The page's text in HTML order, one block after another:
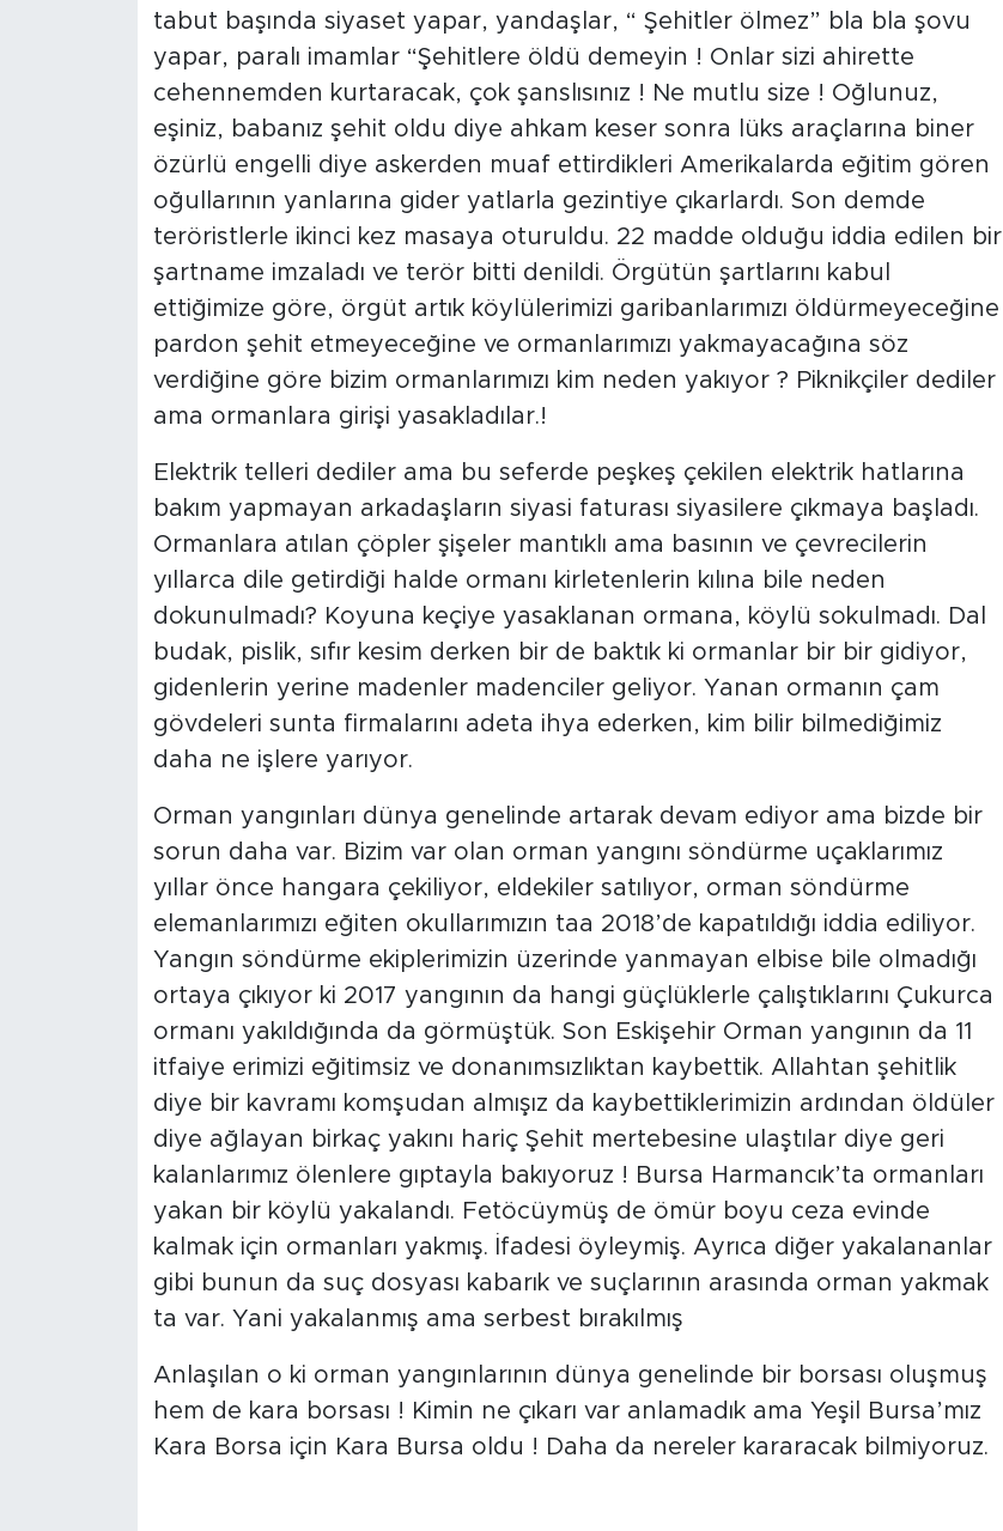
tabut başında siyaset yapar, yandaşlar, “ Şehitler ölmez” bla bla şovu
yapar, paralı imamlar “Şehitlere öldü demeyin ! Onlar sizi ahirette
cehennemden kurtaracak, çok şanslısınız ! Ne mutlu size ! Oğlunuz,
eşiniz, babanız şehit oldu diye ahkam keser sonra lüks araçlarına biner
özürlü engelli diye askerden muaf ettirdikleri Amerikalarda eğitim gören
oğullarının yanlarına gider yatlarla gezintiye çıkarlardı. Son demde
teröristlerle ikinci kez masaya oturuldu. 22 madde olduğu iddia edilen bir
şartname imzaladı ve terör bitti denildi. Örgütün şartlarını kabul
ettiğimize göre, örgüt artık köylülerimizi garibanlarımızı öldürmeyeceğine
pardon şehit etmeyeceğine ve ormanlarımızı yakmayacağına söz
verdiğine göre bizim ormanlarımızı kim neden yakıyor ? Piknikçiler dediler
ama ormanlara girişi yasakladılar.!
Elektrik telleri dediler ama bu seferde peşkeş çekilen elektrik hatlarına
bakım yapmayan arkadaşların siyasi faturası siyasilere çıkmaya başladı.
Ormanlara atılan çöpler şişeler mantıklı ama basının ve çevrecilerin
yıllarca dile getirdiği halde ormanı kirletenlerin kılına bile neden
dokunulmadı? Koyuna keçiye yasaklanan ormana, köylü sokulmadı. Dal
budak, pislik, sıfır kesim derken bir de baktık ki ormanlar bir bir gidiyor,
gidenlerin yerine madenler madenciler geliyor. Yanan ormanın çam
gövdeleri sunta firmalarını adeta ihya ederken, kim bilir bilmediğimiz
daha ne işlere yarıyor.
Orman yangınları dünya genelinde artarak devam ediyor ama bizde bir
sorun daha var. Bizim var olan orman yangını söndürme uçaklarımız
yıllar önce hangara çekiliyor, eldekiler satılıyor, orman söndürme
elemanlarımızı eğiten okullarımızın taa 2018’de kapatıldığı iddia ediliyor.
Yangın söndürme ekiplerimizin üzerinde yanmayan elbise bile olmadığı
ortaya çıkıyor ki 2017 yangının da hangi güçlüklerle çalıştıklarını Çukurca
ormanı yakıldığında da görmüştük. Son Eskişehir Orman yangının da 11
itfaiye erimizi eğitimsiz ve donanımsızlıktan kaybettik. Allahtan şehitlik
diye bir kavramı komşudan almışız da kaybettiklerimizin ardından öldüler
diye ağlayan birkaç yakını hariç Şehit mertebesine ulaştılar diye geri
kalanlarımız ölenlere gıptayla bakıyoruz ! Bursa Harmancık’ta ormanları
yakan bir köylü yakalandı. Fetöcüymüş de ömür boyu ceza evinde
kalmak için ormanları yakmış. İfadesi öyleymiş. Ayrıca diğer yakalananlar
gibi bunun da suç dosyası kabarık ve suçlarının arasında orman yakmak
ta var. Yani yakalanmış ama serbest bırakılmış
Anlaşılan o ki orman yangınlarının dünya genelinde bir borsası oluşmuş
hem de kara borsası ! Kimin ne çıkarı var anlamadık ama Yeşil Bursa’mız
Kara Borsa için Kara Bursa oldu ! Daha da nereler kararacak bilmiyoruz.